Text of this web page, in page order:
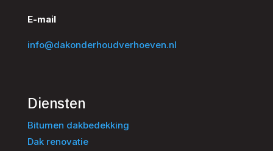
E-mail
info@dakonderhoudverhoeven.nl
Diensten
Bitumen dakbedekking
Dak renovatie